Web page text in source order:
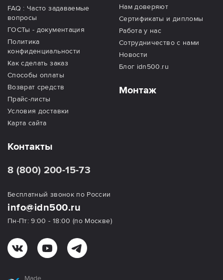
FAQ : Часто задаваемые
вопросы
ГОСТы - документация
Политика
конфиденциальности
Как сделать заказ
Способы оплаты
Возврат средств
Прайс-листы
Условия доставки
Карта сайта
Нам доверяют
Сертификаты и дипломы
Работа у нас
Сотрудничество с нами
Новости
Блог idn500.ru
Монтаж
Контакты
8 (800) 200-15-73
Бесплатный звонок по России
info@idn500.ru
Пн-Пт: 9:00 - 18:00 (по Москве)